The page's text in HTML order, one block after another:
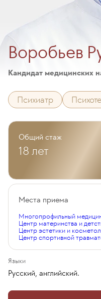
Воробьев
Кандидат медицинских
Психиатр
Общий стаж
18 лет
Места приема
Многопрофильный
Центр материнства и
Центр эстетики и
Центр спортивной
Языки
Русский, английский.